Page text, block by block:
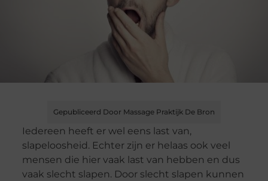
Gepubliceerd Door Massage Praktijk De Bron
Iedereen heeft er wel eens last van,
slapeloosheid. Echter zijn er helaas ook veel
mensen die hier vaak last van hebben en dus
vaak slecht slapen. Door slecht slapen kunnen